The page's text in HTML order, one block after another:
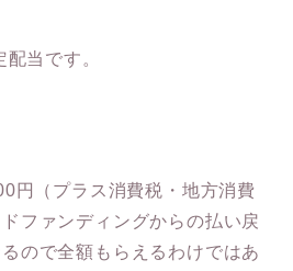
当です。
円（プラス消費税・地方消費
ファンディングからの払い戻
ので全額もらえるわけではあ